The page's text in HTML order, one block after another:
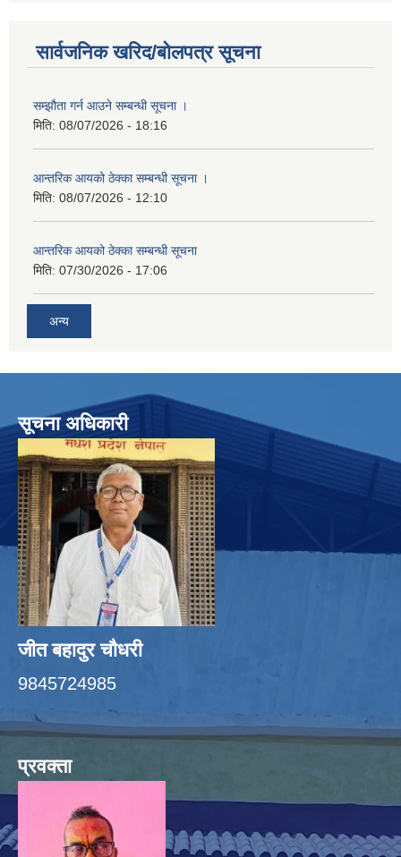
सार्वजनिक खरिद/बोलपत्र सूचना
सम्झौता गर्न आउने सम्बन्धी सूचना ।
मिति: 08/07/2026 - 18:16
आन्तरिक आयको ठेक्का सम्बन्धी सूचना ।
मिति: 08/07/2026 - 12:10
आन्तरिक आयको ठेक्का सम्बन्धी सूचना
मिति: 07/30/2026 - 17:06
अन्य
सूचना अधिकारी
जीत बहादुर चाैधरी
9845724985
प्रवक्ता